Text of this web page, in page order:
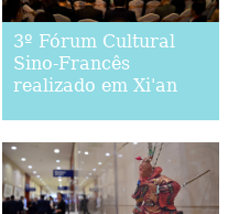
3º Fórum Cultural
Sino-Francês
realizado em Xi'an